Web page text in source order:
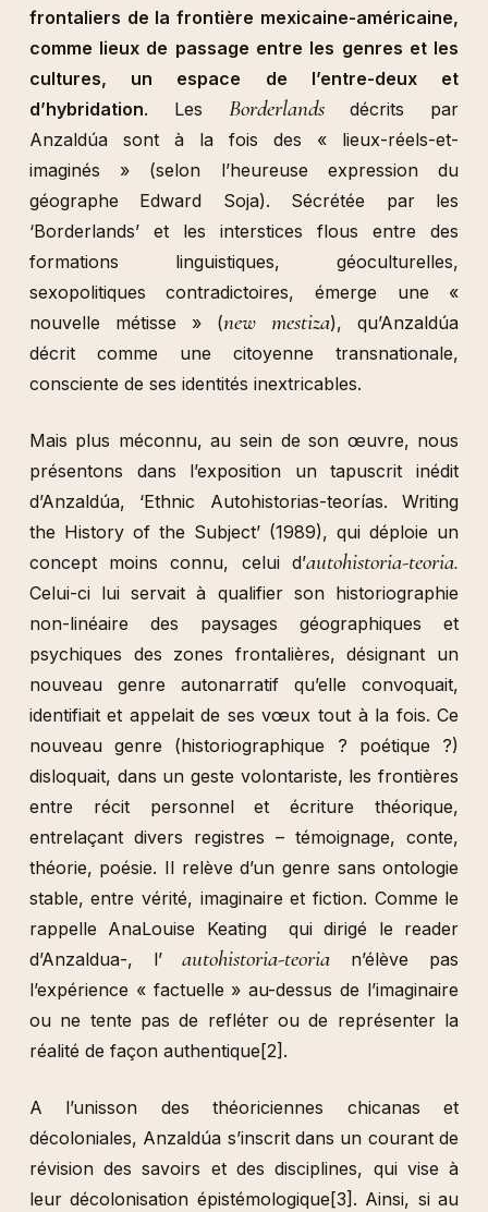
frontaliers de la frontière mexicaine-américaine,
comme lieux de passage entre les genres et les
cultures, un espace de l’entre-deux et
d’hybridation. Les Borderlandsdécrits par
Anzaldúa sont à la fois des « lieux-réels-et-
imaginés » (selon l’heureuse expression du
géographe Edward Soja). Sécrétée par les
‘Borderlands’ et les interstices flous entre des
formations linguistiques, géoculturelles,
sexopolitiques contradictoires, émerge une «
nouvelle métisse » (new mestiza), qu’Anzaldúa
décrit comme une citoyenne transnationale,
consciente de ses identités inextricables.
Mais plus méconnu, au sein de son œuvre, nous
présentons dans l’exposition un tapuscrit inédit
d’Anzaldúa, ‘Ethnic Autohistorias-teorías. Writing
the History of the Subject’ (1989), qui déploie un
concept moins connu, celui d’autohistoria-teoria.
Celui-ci lui servait à qualifier son historiographie
non-linéaire des paysages géographiques et
psychiques des zones frontalières, désignant un
nouveau genre autonarratif qu’elle convoquait,
identifiait et appelait de ses vœux tout à la fois. Ce
nouveau genre (historiographique ? poétique ?)
disloquait, dans un geste volontariste, les frontières
entre récit personnel et écriture théorique,
entrelaçant divers registres – témoignage, conte,
théorie, poésie. Il relève d’un genre sans ontologie
stable, entre vérité, imaginaire et fiction. Comme le
rappelle AnaLouise Keating qui dirigé le reader
d’Anzaldua-, l’autohistoria-teoria n’élève pas
l’expérience « factuelle » au-dessus de l’imaginaire
ou ne tente pas de refléter ou de représenter la
réalité de façon authentique [2] .
A l’unisson des théoriciennes chicanas et
décoloniales, Anzaldúa s’inscrit dans un courant de
révision des savoirs et des disciplines, qui vise à
leur décolonisation épistémologique [3] . Ainsi, si au